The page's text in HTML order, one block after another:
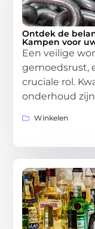
Ontdek de
Kampen voor
Een veilige
gemoedsrust,
cruciale rol.
onderhoud
Winkelen